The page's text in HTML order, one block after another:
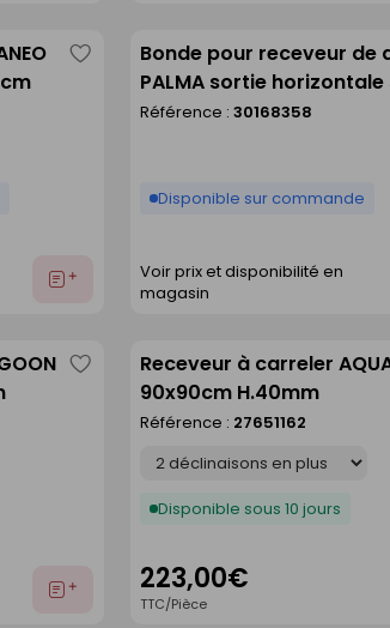
Ajouter
Enregistrer
comme
Bonde pour receveur de
PALMA sortie horizontale
capot
Référence : 30168358
Disponible sur commande
Voir prix et disponibilité en
magasin
Ajouter
Enregistrer
comme
Receveur à carreler
90x90cm H.40mm
Référence : 27651162
Disponible sous 10 jours
223,00€
TTC/Pièce